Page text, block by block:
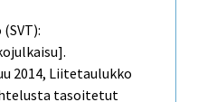
2014, Liitetaulukko
tasoitetut